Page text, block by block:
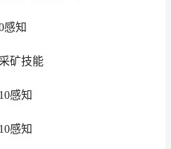
知
矿技能
感知
感知